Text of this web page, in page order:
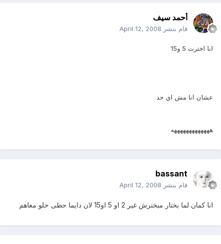
أحمد سيف
قام بنشر April 12, 2008
انا اخترت 5 و15
عشان انا مش اي حد
هههههههههههههه
bassant
قام بنشر April 12, 2008
انا كمان لما بختار مبخترش غير 2 او 5 او15 لان دايما حظى حلو معاهم